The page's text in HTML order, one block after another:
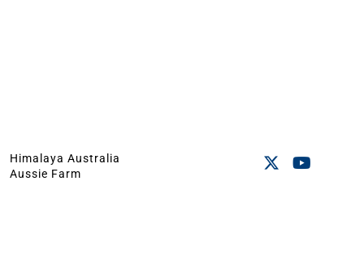
Himalaya Australia
Aussie Farm